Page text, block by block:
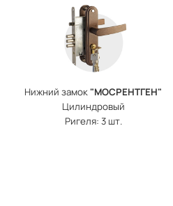
Нижний замок"МОСРЕНТГЕН"
Цилиндровый
Ригеля: 3 шт.